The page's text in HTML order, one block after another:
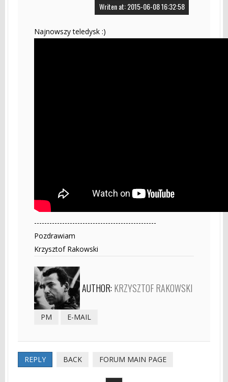
Writen at: 2015-06-08 16:32:58
Najnowszy teledysk :)
------------------------------------------------
Pozdrawiam
Krzysztof Rakowski
AUTHOR: KRZYSZTOF RAKOWSKI
PM E-MAIL
REPLY BACK FORUM MAIN PAGE